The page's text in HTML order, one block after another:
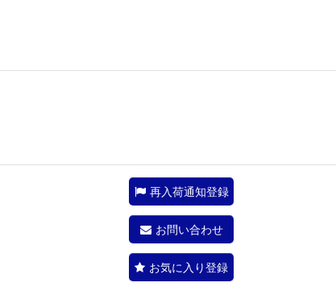
再入荷通知登録
お問い合わせ
お気に入り登録